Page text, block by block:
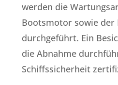
werden die
Bootsmotor sowie der
durchgeführt. Ein
die Abnahme
Schiffssicherheit